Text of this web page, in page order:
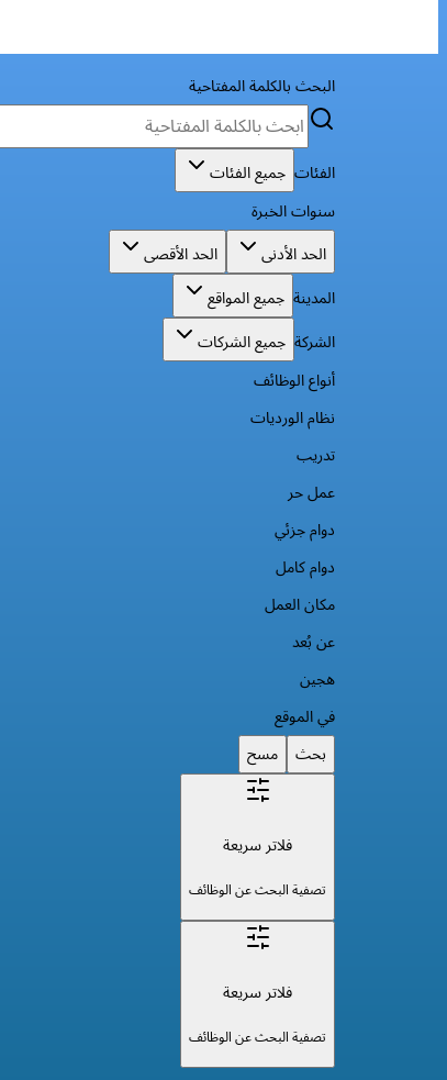
البحث بالكلمة المفتاحية
الفئات جميع الفئات
سنوات الخبرة
الحد الأدنى
الحد الأقصى
المدينة جميع المواقع
الشركة جميع الشركات
أنواع الوظائف
نظام الورديات
تدريب
عمل حر
دوام جزئي
دوام كامل
مكان العمل
عن بُعد
هجين
في الموقع
بحث مسح
فلاتر سريعة
تصفية البحث عن الوظائف
فلاتر سريعة
تصفية البحث عن الوظائف